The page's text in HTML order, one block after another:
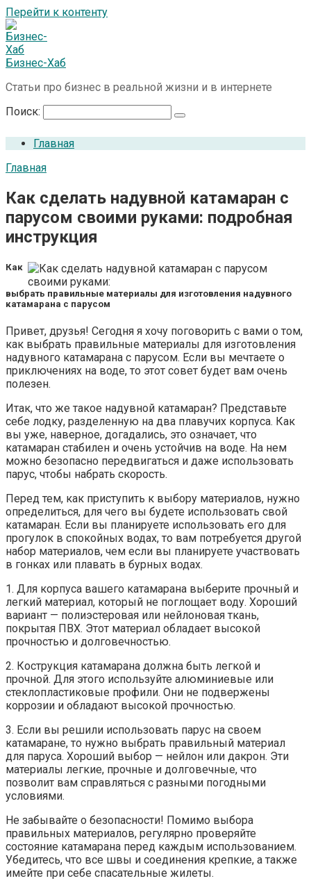
Перейти к контенту
Бизнес-Хаб
Статьи про бизнес в реальной жизни и в интернете
Поиск:
Главная
Главная
Как сделать надувной катамаран с
парусом своими руками: подробная
инструкция
Как
выбрать правильные материалы для изготовления надувного
катамарана с парусом
Привет, друзья! Сегодня я хочу поговорить с вами о том,
как выбрать правильные материалы для изготовления
надувного катамарана с парусом. Если вы мечтаете о
приключениях на воде, то этот совет будет вам очень
полезен.
Итак, что же такое надувной катамаран? Представьте
себе лодку, разделенную на два плавучих корпуса. Как
вы уже, наверное, догадались, это означает, что
катамаран стабилен и очень устойчив на воде. На нем
можно безопасно передвигаться и даже использовать
парус, чтобы набрать скорость.
Перед тем, как приступить к выбору материалов, нужно
определиться, для чего вы будете использовать свой
катамаран. Если вы планируете использовать его для
прогулок в спокойных водах, то вам потребуется другой
набор материалов, чем если вы планируете участвовать
в гонках или плавать в бурных водах.
1. Для корпуса вашего катамарана выберите прочный и
легкий материал, который не поглощает воду. Хороший
вариант — полиэстеровая или нейлоновая ткань,
покрытая ПВХ. Этот материал обладает высокой
прочностью и долговечностью.
2. Кострукция катамарана должна быть легкой и
прочной. Для этого используйте алюминиевые или
стеклопластиковые профили. Они не подвержены
коррозии и обладают высокой прочностью.
3. Если вы решили использовать парус на своем
катамаране, то нужно выбрать правильный материал
для паруса. Хороший выбор — нейлон или дакрон. Эти
материалы легкие, прочные и долговечные, что
позволит вам справляться с разными погодными
условиями.
Не забывайте о безопасности! Помимо выбора
правильных материалов, регулярно проверяйте
состояние катамарана перед каждым использованием.
Убедитесь, что все швы и соединения крепкие, а также
имейте при себе спасательные жилеты.